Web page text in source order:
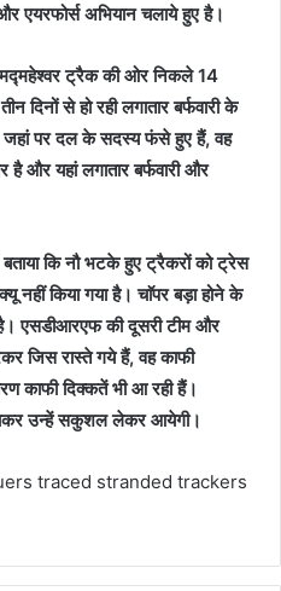
अभियान चलाये हुए है।
मद्महेश्वर ट्रैक की ओर निकले 14
दिनों से हो रही लगातार बर्फवारी के
जहां पर दल के सदस्य फंसे हुए हैं, वह
और यहां लगातार बर्फवारी और
बताया कि नौ भटके हुए ट्रैकरों को ट्रेस
नहीं किया गया है। चाॅपर बड़ा होने के
एसडीआरएफ की दूसरी टीम और
जिस रास्ते गये हैं, वह काफी
काफी दिक्कतें भी आ रही हैं।
उन्हें सकुशल लेकर आयेगी।
traced stranded trackers